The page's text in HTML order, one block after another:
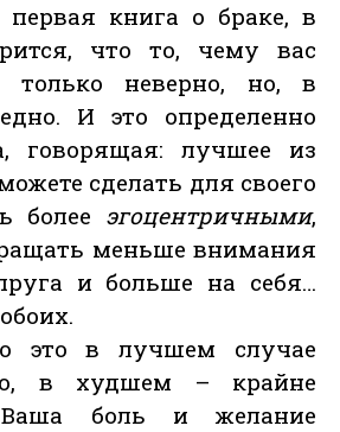
первая книга о браке, в
что то, чему вас
неверно, но, в
И это определенно
говорящая: лучшее из
сделать для своего
более эгоцентричными,
меньше внимания
и больше на себя…
это в лучшем случае
в худшем – крайне
Ваша боль и желание